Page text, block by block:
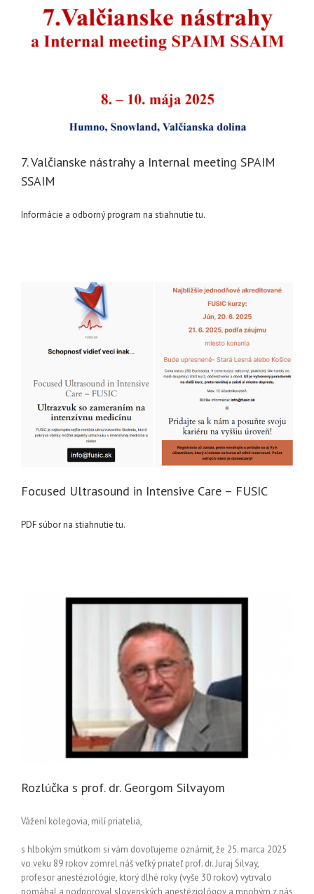
7. Valčianske nástrahy a Internal meeting SPAIM
SSAIM
Informácie a odborný program na stiahnutie tu.
Focused Ultrasound in Intensive Care – FUSIC
PDF súbor na stiahnutie tu.
Rozlúčka s prof. dr. Georgom Silvayom
Vážení kolegovia, milí priatelia,
s hlbokým smútkom si vám dovoľujeme oznámiť, že 25. marca 2025
vo veku 89 rokov zomrel náš veľký priateľ prof. dr. Juraj Silvay,
profesor anestéziológie, ktorý dlhé roky (vyše 30 rokov) vytrvalo
pomáhal a podporoval slovenských anestéziológov a mnohým z nás